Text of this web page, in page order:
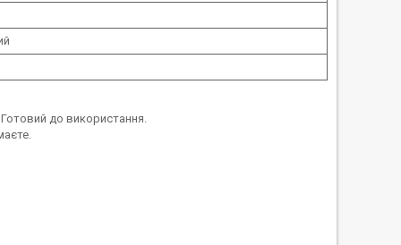
до використання.